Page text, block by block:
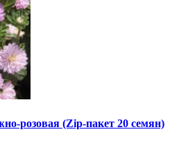
розовая (Zip-пакет 20 семян)